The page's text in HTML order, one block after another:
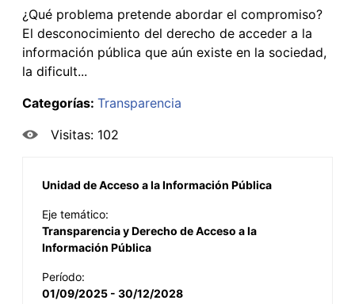
¿Qué problema pretende abordar el compromiso?
El desconocimiento del derecho de acceder a la
información pública que aún existe en la sociedad,
la dificult...
Categorías: Transparencia
Visitas: 102
Unidad de Acceso a la Información Pública
Eje temático:
Transparencia y Derecho de Acceso a la
Información Pública
Período:
01/09/2025 - 30/12/2028